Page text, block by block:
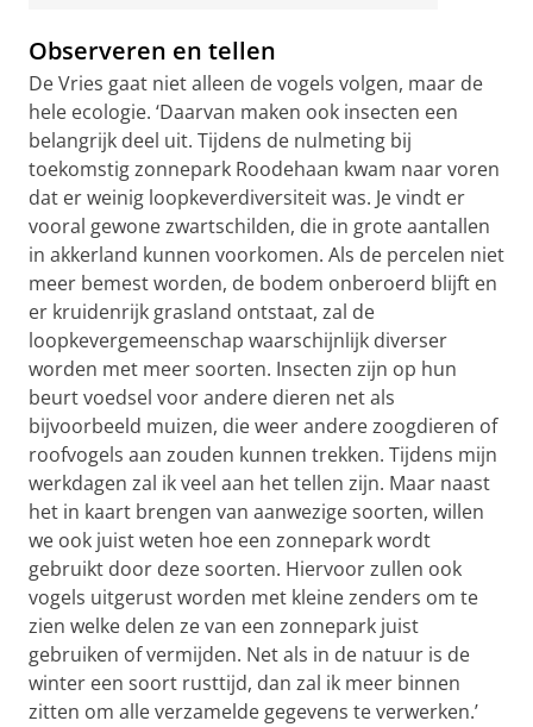
Observeren en tellen
De Vries gaat niet alleen de vogels volgen, maar de
hele ecologie. ‘Daarvan maken ook insecten een
belangrijk deel uit. Tijdens de nulmeting bij
toekomstig zonnepark Roodehaan kwam naar voren
dat er weinig loopkeverdiversiteit was. Je vindt er
vooral gewone zwartschilden, die in grote aantallen
in akkerland kunnen voorkomen. Als de percelen niet
meer bemest worden, de bodem onberoerd blijft en
er kruidenrijk grasland ontstaat, zal de
loopkevergemeenschap waarschijnlijk diverser
worden met meer soorten. Insecten zijn op hun
beurt voedsel voor andere dieren net als
bijvoorbeeld muizen, die weer andere zoogdieren of
roofvogels aan zouden kunnen trekken. Tijdens mijn
werkdagen zal ik veel aan het tellen zijn. Maar naast
het in kaart brengen van aanwezige soorten, willen
we ook juist weten hoe een zonnepark wordt
gebruikt door deze soorten. Hiervoor zullen ook
vogels uitgerust worden met kleine zenders om te
zien welke delen ze van een zonnepark juist
gebruiken of vermijden. Net als in de natuur is de
winter een soort rusttijd, dan zal ik meer binnen
zitten om alle verzamelde gegevens te verwerken.’